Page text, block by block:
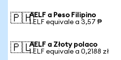
🇵🇭AELF a Peso Filipino
1 ELF equivale a 3,57 ₱
🇵🇱AELF a Złoty polaco
1 ELF equivale a 0,2188 zł